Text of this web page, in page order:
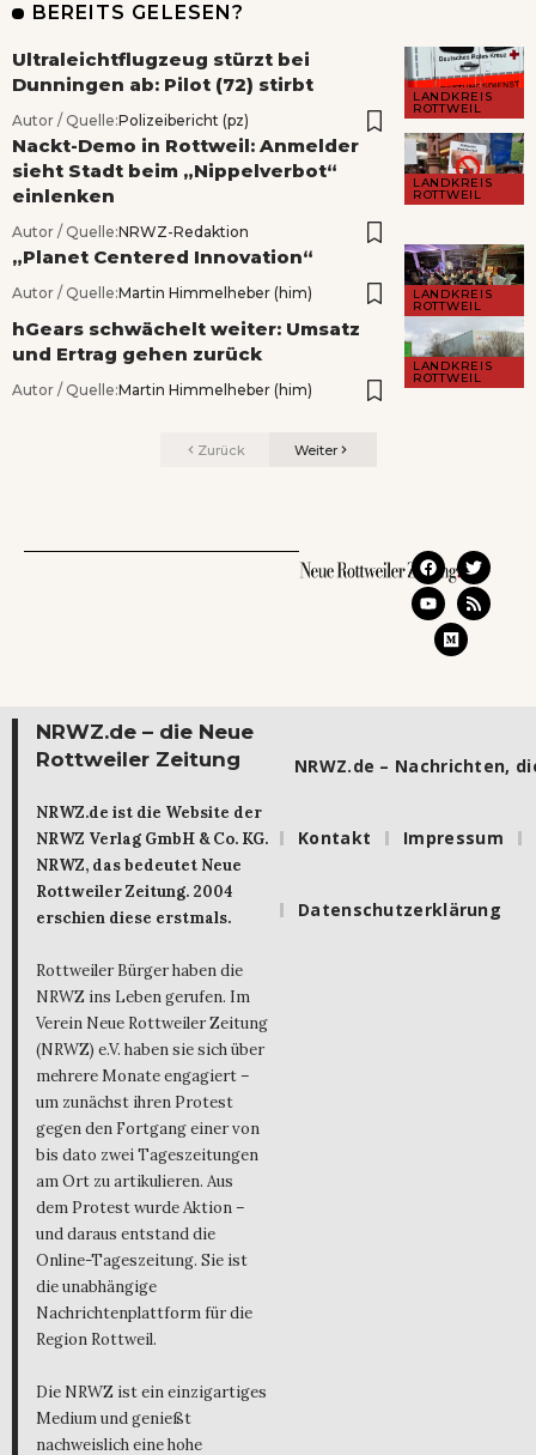
BEREITS GELESEN?
LANDKREIS
ROTTWEIL
Ultraleichtflugzeug stürzt bei
Dunningen ab: Pilot (72) stirbt
Autor / Quelle:Polizeibericht (pz)
LANDKREIS
ROTTWEIL
Nackt-Demo in Rottweil: Anmelder
sieht Stadt beim „Nippelverbot“
einlenken
Autor / Quelle:NRWZ-Redaktion
LANDKREIS
ROTTWEIL
„Planet Centered Innovation“
Autor / Quelle:Martin Himmelheber (him)
LANDKREIS
ROTTWEIL
hGears schwächelt weiter: Umsatz
und Ertrag gehen zurück
Autor / Quelle:Martin Himmelheber (him)
Zurück Weiter
NRWZ.de – die Neue
Rottweiler Zeitung
NRWZ.de ist die Website der
NRWZ Verlag GmbH & Co. KG.
NRWZ, das bedeutet Neue
Rottweiler Zeitung. 2004
erschien diese erstmals.
Rottweiler Bürger haben die
NRWZ ins Leben gerufen. Im
Verein Neue Rottweiler Zeitung
(NRWZ) e.V. haben sie sich über
mehrere Monate engagiert –
um zunächst ihren Protest
gegen den Fortgang einer von
bis dato zwei Tageszeitungen
am Ort zu artikulieren. Aus
dem Protest wurde Aktion –
und daraus entstand die
Online-Tageszeitung. Sie ist
die unabhängige
Nachrichtenplattform für die
Region Rottweil.
Die NRWZ ist ein einzigartiges
Medium und genießt
nachweislich eine hohe
NRWZ.de – Nachrichten,
Kontakt Impressum
Datenschutzerklärung